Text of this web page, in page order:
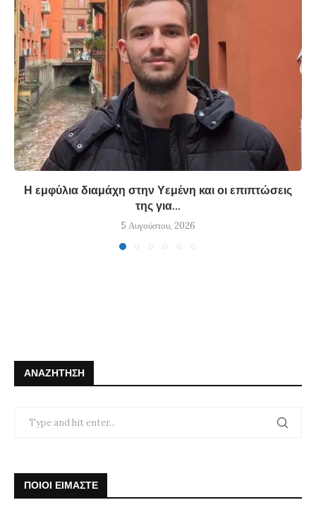
Η εμφύλια διαμάχη στην Υεμένη και οι επιπτώσεις
της για...
5 Αυγούστου, 2026
ΑΝΑΖΉΤΗΣΗ
ΠΟΙΟΙ ΕΙΜΑΣΤΕ